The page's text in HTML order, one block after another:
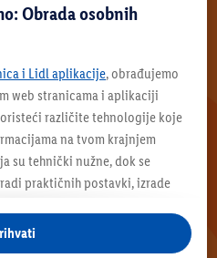
više?
Obrada osobnih
i Lidl aplikacije, obrađujemo
web stranicama i aplikaciji
različite tehnologije koje
na tvom krajnjem
su tehnički nužne, dok se
praktičnih postavki, izrade
programa, podaci o tvom
također će se obrađivati u te